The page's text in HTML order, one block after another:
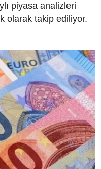
piyasa analizleri
olarak takip ediliyor.